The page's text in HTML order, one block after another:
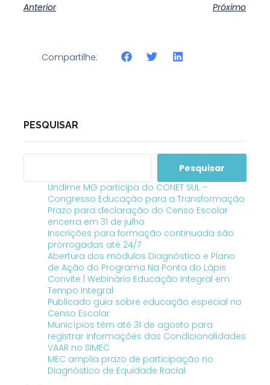
Anterior Próximo
Compartilhe:
PESQUISAR
Pesquisar
Undime MG participa do CONET SUL –
Congresso Educação para a Transformação
Prazo para declaração do Censo Escolar
encerra em 31 de julho
Inscrições para formação continuada são
prorrogadas até 24/7
Abertura dos módulos Diagnóstico e Plano
de Ação do Programa Na Ponta do Lápis
Convite | Webinário Educação Integral em
Tempo Integral
Publicado guia sobre educação especial no
Censo Escolar
Municípios têm até 31 de agosto para
registrar informações das Condicionalidades
VAAR no SIMEC
MEC amplia prazo de participação no
Diagnóstico de Equidade Racial